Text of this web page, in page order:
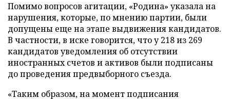
Помимо вопросов агитации, «Родина» указала на
нарушения, которые, по мнению партии, были
допущены еще на этапе выдвижения кандидатов.
В частности, в иске говорится, что у 218 из 269
кандидатов уведомления об отсутствии
иностранных счетов и активов были подписаны
до проведения предвыборного съезда.
«Таким образом, на момент подписания